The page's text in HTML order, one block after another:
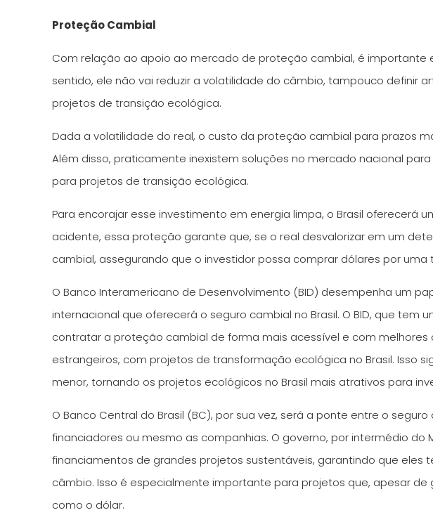
Proteção Cambial
Com relação ao apoio ao mercado de proteção cambial, é importante
sentido, ele não vai reduzir a volatilidade do câmbio, tampouco
projetos de transição ecológica.
Dada a volatilidade do real, o custo da proteção cambial para prazos
Além disso, praticamente inexistem soluções no mercado nacional
para projetos de transição ecológica.
Para encorajar esse investimento em energia limpa, o Brasil oferecerá
acidente, essa proteção garante que, se o real desvalorizar em um
cambial, assegurando que o investidor possa comprar dólares por
O Banco Interamericano de Desenvolvimento (BID) desempenha um
internacional que oferecerá o seguro cambial no Brasil. O BID, que
contratar a proteção cambial de forma mais acessível e com
estrangeiros, com projetos de transformação ecológica no Brasil. Isso
menor, tornando os projetos ecológicos no Brasil mais atrativos para
O Banco Central do Brasil (BC), por sua vez, será a ponte entre o
financiadores ou mesmo as companhias. O governo, por intermédio do
financiamentos de grandes projetos sustentáveis, garantindo que
câmbio. Isso é especialmente importante para projetos que, apesar
como o dólar.